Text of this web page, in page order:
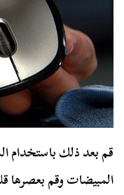
قم بعد ذلك باستخدام
المبيضات وقم بعصرها